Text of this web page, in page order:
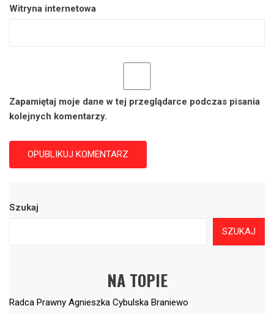
Witryna internetowa
Zapamiętaj moje dane w tej przeglądarce podczas pisania
kolejnych komentarzy.
Szukaj
SZUKAJ
NA TOPIE
Radca Prawny Agnieszka Cybulska Braniewo